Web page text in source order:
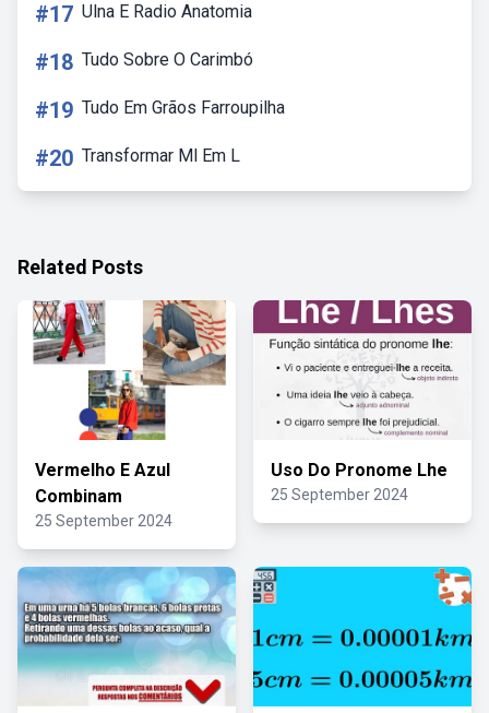
#17 Ulna E Radio Anatomia
#18 Tudo Sobre O Carimbó
#19 Tudo Em Grãos Farroupilha
#20 Transformar Ml Em L
Related Posts
Vermelho E Azul
Combinam
25 September 2024
Uso Do Pronome Lhe
25 September 2024